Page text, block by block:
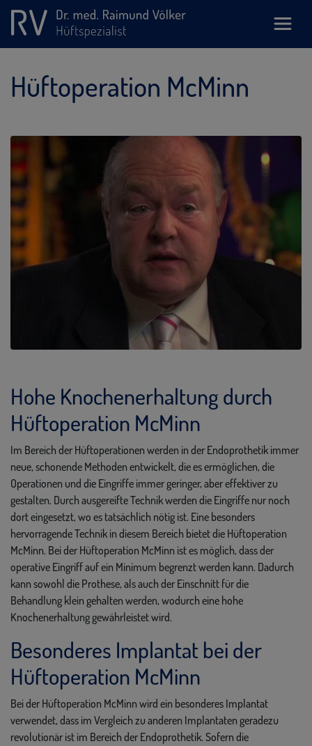
Hüftoperation McMinn
Hohe Knochenerhaltung durch
Hüftoperation McMinn
Im Bereich der Hüftoperationen werden in der Endoprothetik immer
neue, schonende Methoden entwickelt, die es ermöglichen, die
Operationen und die Eingriffe immer geringer, aber effektiver zu
gestalten. Durch ausgereifte Technik werden die Eingriffe nur noch
dort eingesetzt, wo es tatsächlich nötig ist. Eine besonders
hervorragende Technik in diesem Bereich bietet die Hüftoperation
McMinn. Bei der Hüftoperation McMinn ist es möglich, dass der
operative Eingriff auf ein Minimum begrenzt werden kann. Dadurch
kann sowohl die Prothese, als auch der Einschnitt für die
Behandlung klein gehalten werden, wodurch eine hohe
Knochenerhaltung gewährleistet wird.
Besonderes Implantat bei der
Hüftoperation McMinn
Bei der Hüftoperation McMinn wird ein besonderes Implantat
verwendet, dass im Vergleich zu anderen Implantaten geradezu
revolutionär ist im Bereich der Endoprothetik. Sofern die